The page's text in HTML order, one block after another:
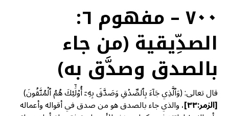
٧٠٠ – مفهوم ٦:
الصدِّيقية (من جاء
بالصدق وصدَّق به)
قال تعالى: (وَٱلَّذِي جَآءَ بِٱلصِّدۡقِ وَصَدَّقَ بِهِۦٓ أُوْلَٰٓئِكَ هُمُ ٱلۡمُتَّقُونَ)
[الزمر:٣٣] ، والذي جاء بالصدق هو من صدق في أقواله وأعماله